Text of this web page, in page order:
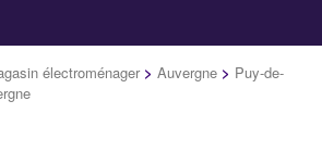
électroménager > Auvergne > Puy-de-